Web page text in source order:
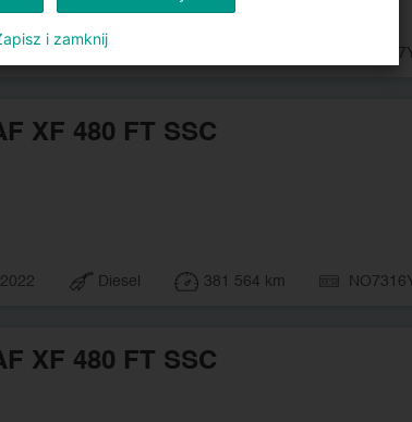
XF 480 FT SSC
2022 Diesel 381 564 km
XF 480 FT SSC
i zamknij